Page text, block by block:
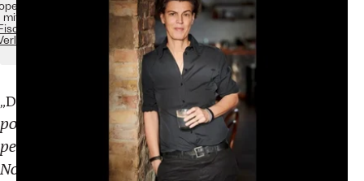
mit
„Die
politisch-
persönlichen
Notizen